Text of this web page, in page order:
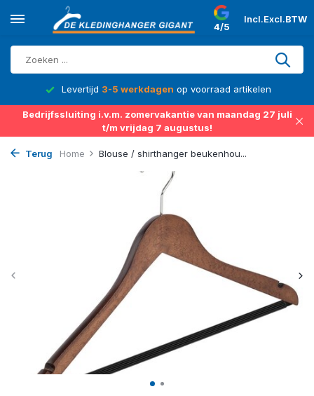
4/5
Incl.Excl.BTW
Levertijd 3-5 werkdagen op voorraad artikelen
Bedrijfssluiting i.v.m. zomervakantie van maandag 27 juli
t/m vrijdag 7 augustus!
Terug Home Blouse / shirthanger beukenhou...